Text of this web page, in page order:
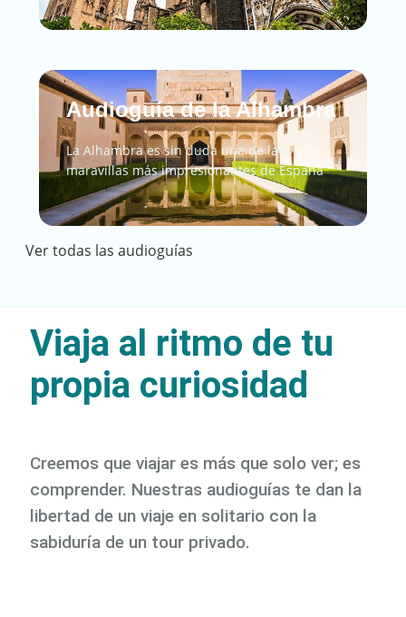
Audioguía de la Alhambra
La Alhambra es sin duda una de las
maravillas más impresionantes de España
Ver todas las audioguías
Viaja al ritmo de tu
propia curiosidad
Creemos que viajar es más que solo ver; es
comprender. Nuestras audioguías te dan la
libertad de un viaje en solitario con la
sabiduría de un tour privado.